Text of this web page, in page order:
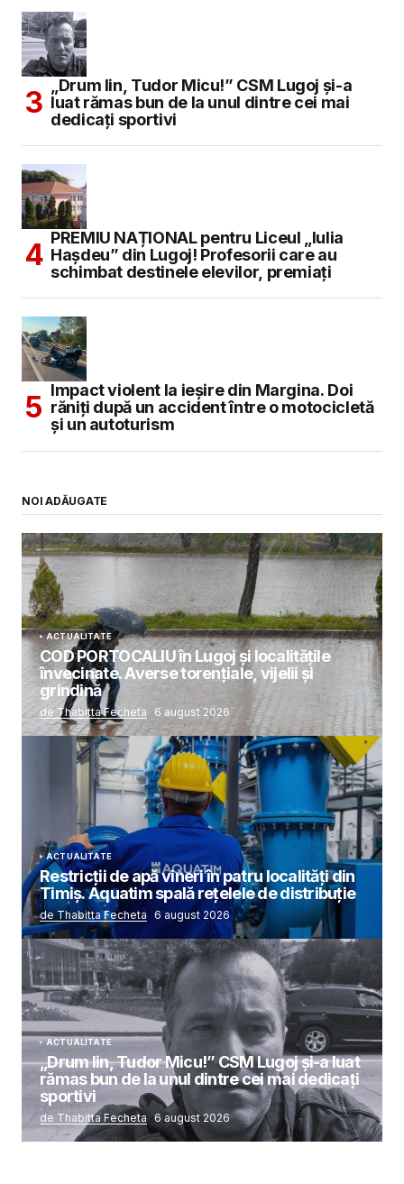
„Drum lin, Tudor Micu!” CSM Lugoj și-a
luat rămas bun de la unul dintre cei mai
dedicați sportivi
PREMIU NAȚIONAL pentru Liceul „Iulia
Hașdeu” din Lugoj! Profesorii care au
schimbat destinele elevilor, premiați
Impact violent la ieșire din Margina. Doi
răniți după un accident între o motocicletă
și un autoturism
NOI ADĂUGATE
ACTUALITATE
COD PORTOCALIU în Lugoj și localitățile
învecinate. Averse torențiale, vijelii și
grindină
de Thabitta Fecheta 6 august 2026
ACTUALITATE
Restricții de apă vineri în patru localități din
Timiș. Aquatim spală rețelele de distribuție
de Thabitta Fecheta 6 august 2026
ACTUALITATE
„Drum lin, Tudor Micu!” CSM Lugoj și-a luat
rămas bun de la unul dintre cei mai dedicați
sportivi
de Thabitta Fecheta 6 august 2026